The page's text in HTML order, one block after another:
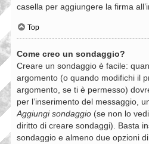
casella per aggiungere la firma
Top
Come creo un sondaggio?
Creare un sondaggio è facile:
argomento (o quando modifichi il
argomento, se ti è permesso)
per l’inserimento del messaggio,
Aggiungi sondaggio (se non lo
diritto di creare sondaggi). Basta
sondaggio e almeno due opzioni